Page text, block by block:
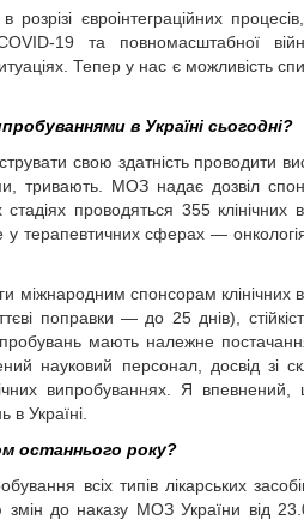
євроінтеграційних
19 та повномасштабної
Тепер у нас є можливість
в Україні сьогодні?
свою здатність проводити
тривають. МОЗ надає дозвіл
проводяться 355 клінічних
терапевтичних сферах —
міжнародним спонсорам
поправки — до 25 днів),
мають належне
науковий персонал, досвід зі
випробуваннях. Я
в Україні.
останнього року?
всіх типів лікарських
змін до наказу МОЗ України від